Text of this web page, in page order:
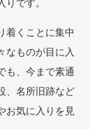
です。
着くことに集中
なものが目に入
も、今まで素通
、名所旧跡など
お気に入りを見